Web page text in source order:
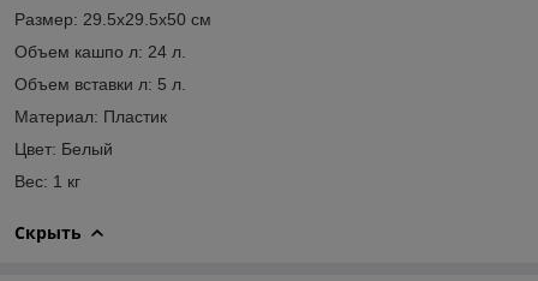
Размер: 29.5х29.5х50 см
Объем кашпо л: 24 л.
Объем вставки л: 5 л.
Материал: Пластик
Цвет: Белый
Вес: 1 кг
Скрыть